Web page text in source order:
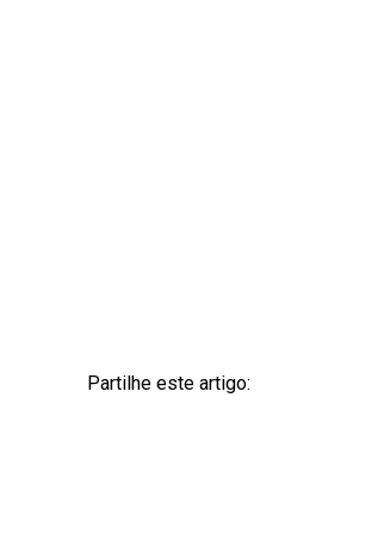
Partilhe este artigo: